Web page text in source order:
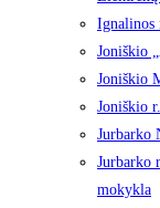
Ignalinos
Joniškio
Joniškio
Joniškio
Jurbarko
Jurbarko
mokykla